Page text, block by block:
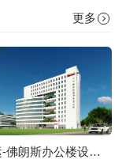
更多
智慧搬运-佛朗斯办公楼设计装修